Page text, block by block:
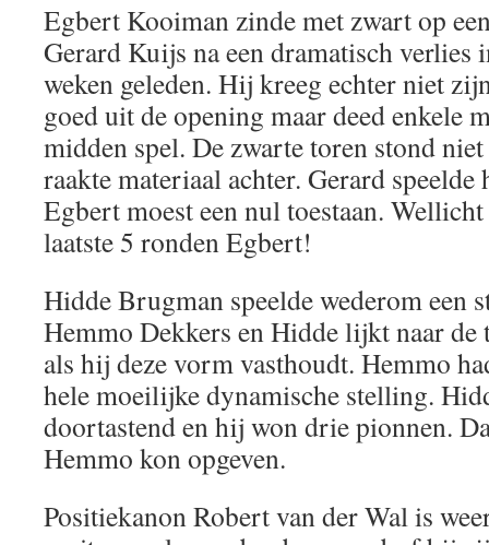
Egbert Kooiman zinde met zwart op
Gerard Kuijs na een dramatisch verlies
weken geleden. Hij kreeg echter niet
goed uit de opening maar deed enkele
midden spel. De zwarte toren stond
raakte materiaal achter. Gerard
Egbert moest een nul toestaan.
laatste 5 ronden Egbert!
Hidde Brugman speelde wederom een
Hemmo Dekkers en Hidde lijkt naar de
als hij deze vorm vasthoudt. Hemmo
hele moeilijke dynamische stelling.
doortastend en hij won drie pionnen.
Hemmo kon opgeven.
Positiekanon Robert van der Wal is